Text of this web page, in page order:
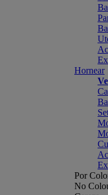
Hornear
Por
No